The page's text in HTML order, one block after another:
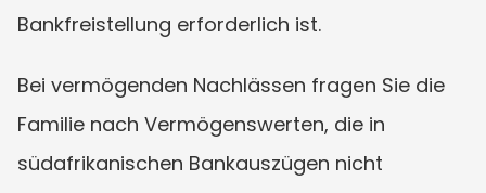
Bankfreistellung erforderlich ist.
Bei vermögenden Nachlässen fragen Sie die
Familie nach Vermögenswerten, die in
südafrikanischen Bankauszügen nicht